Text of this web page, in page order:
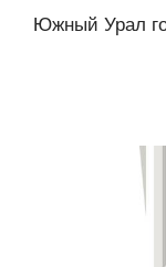
Южный Урал